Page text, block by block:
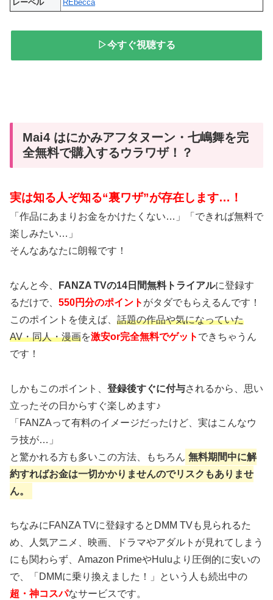
レーベル
REbecca
▷今すぐ視聴する
Mai4 はにかみアフタヌーン・七嶋舞を完
全無料で購入するウラワザ！？
実は知る人ぞ知る“裏ワザ”が存在します…！
「作品にあまりお金をかけたくない…」「できれば無料で
楽しみたい…」
そんなあなたに朗報です！
なんと今、 FANZA TVの14日間無料トライアルに登録す
るだけで、 550円分のポイント がタダでもらえるんです！
このポイントを使えば、 話題の作品や気になっていた
AV・同人・漫画を激安or完全無料でゲット できちゃうん
です！
しかもこのポイント、 登録後すぐに付与されるから、思い
立ったその日からすぐ楽しめます♪
「FANZAって有料のイメージだったけど、実はこんなウ
ラ技が…」
と驚かれる方も多いこの方法、もちろん 無料期間中に解
約すればお金は一切かかりませんのでリスクもありませ
ん。
ちなみにFANZA TVに登録するとDMM TVも見られるた
め、人気アニメ、映画、ドラマやアダルトが見れてしまう
にも関わらず、Amazon PrimeやHuluより圧倒的に安いの
で、「DMMに乗り換えました！」という人も続出中の
超・神コスパなサービスです。